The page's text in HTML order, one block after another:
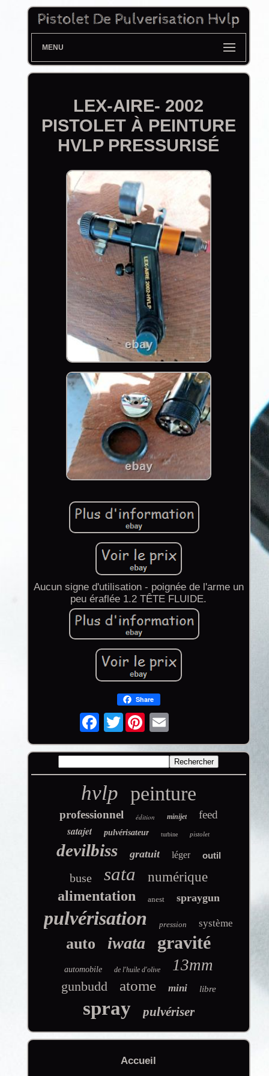
MENU
LEX-AIRE- 2002
PISTOLET À PEINTURE
HVLP PRESSURISÉ
Aucun signe d'utilisation - poignée de l'arme un
peu éraflée 1.2 TÊTE FLUIDE.
Share
Twitter
hvlp peinture
professionnel édition minijet feed
satajet pulvérisateur turbine pistolet
devilbiss gratuit léger outil
buse sata numérique
alimentation anest spraygun
pulvérisation pression système
auto iwata gravité
automobile de l'huile d'olive 13mm
gunbudd atome mini libre
spray pulvériser
Accueil